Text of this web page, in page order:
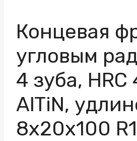
Концевая
угловым
4 зуба, HRC
AlTiN,
8х20х100 R1